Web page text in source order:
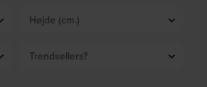
Højde (cm.)
Trendsellers?